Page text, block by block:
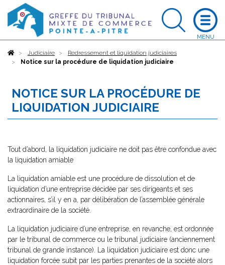
AccueilJudiciaire
Redressement et liquidation judiciaires
Notice sur la procédure de liquidation judiciaire
NOTICE SUR LA PROCÉDURE DE
LIQUIDATION JUDICIAIRE
Tout d’abord, la liquidation judiciaire ne doit pas être confondue avec
la liquidation amiable
La liquidation amiable est une procédure de dissolution et de
liquidation d’une entreprise décidée par ses dirigeants et ses
actionnaires, s’il y en a, par délibération de l’assemblée générale
extraordinaire de la société.
La liquidation judiciaire d’une entreprise, en revanche, est ordonnée
par le tribunal de commerce ou le tribunal judiciaire (anciennement
tribunal de grande instance). La liquidation judiciaire est donc une
liquidation forcée subit par les parties prenantes de la société alors